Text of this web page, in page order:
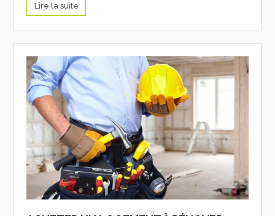
Lire la suite